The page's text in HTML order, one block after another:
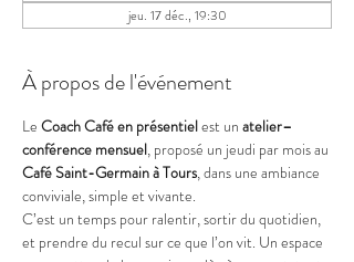
jeu. 17 déc., 19:30
À propos de l'événement
Le Coach Café en présentiel est un atelier–
conférence mensuel, proposé un jeudi par mois au
Café Saint-Germain à Tours, dans une ambiance
conviviale, simple et vivante.
C’est un temps pour ralentir, sortir du quotidien,
et prendre du recul sur ce que l’on vit. Un espace